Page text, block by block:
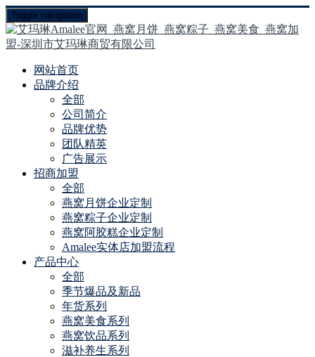
Toggle navigation
网站首页
品牌介绍
全部
公司简介
品牌优势
团队精英
广告展示
招商加盟
全部
燕窝月饼企业定制
燕窝粽子企业定制
燕窝阿胶糕企业定制
Amalee实体店加盟流程
产品中心
全部
季节爆品及新品
年货系列
燕窝美食系列
燕窝饮品系列
滋补养生系列